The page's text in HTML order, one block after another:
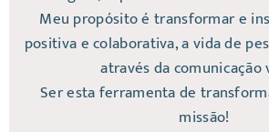
Meu propósito é transformar e
positiva e colaborativa, a vida de
através da comunicação
Ser esta ferramenta de
missão!